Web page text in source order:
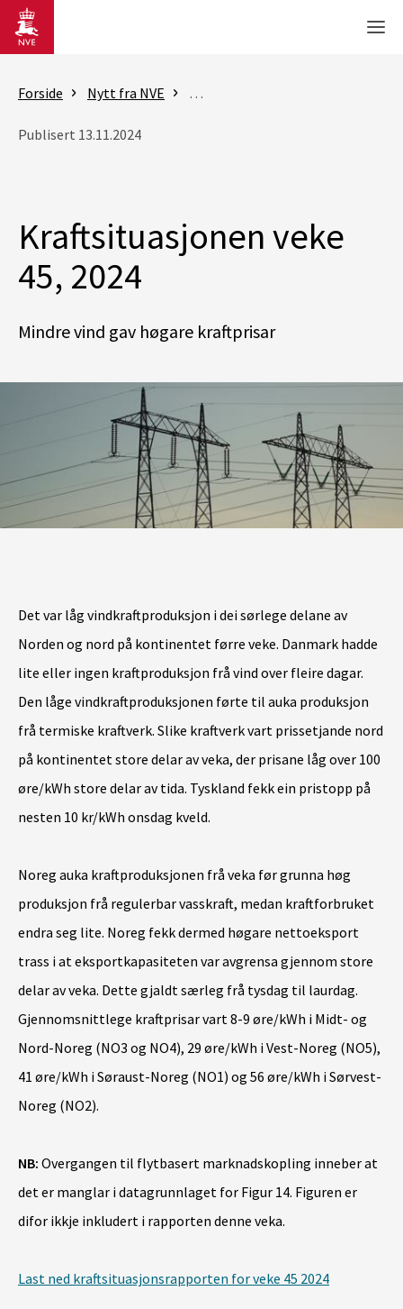
Gå til hovedinnhold
Forside Nytt fra NVE Rapporter - Kraftsituasjonen
Publisert 13.11.2024
Kraftsituasjonen veke
45, 2024
Mindre vind gav høgare kraftprisar
Det var låg vindkraftproduksjon i dei sørlege delane av
Norden og nord på kontinentet førre veke. Danmark hadde
lite eller ingen kraftproduksjon frå vind over fleire dagar.
Den låge vindkraftproduksjonen førte til auka produksjon
frå termiske kraftverk. Slike kraftverk vart prissetjande nord
på kontinentet store delar av veka, der prisane låg over 100
øre/kWh store delar av tida. Tyskland fekk ein pristopp på
nesten 10 kr/kWh onsdag kveld.
Noreg auka kraftproduksjonen frå veka før grunna høg
produksjon frå regulerbar vasskraft, medan kraftforbruket
endra seg lite. Noreg fekk dermed høgare nettoeksport
trass i at eksportkapasiteten var avgrensa gjennom store
delar av veka. Dette gjaldt særleg frå tysdag til laurdag.
Gjennomsnittlege kraftprisar vart 8-9 øre/kWh i Midt- og
Nord-Noreg (NO3 og NO4), 29 øre/kWh i Vest-Noreg (NO5),
41 øre/kWh i Søraust-Noreg (NO1) og 56 øre/kWh i Sørvest-
Noreg (NO2).
NB: Overgangen til flytbasert marknadskopling inneber at
det er manglar i datagrunnlaget for Figur 14. Figuren er
difor ikkje inkludert i rapporten denne veka.
Last ned kraftsituasjonsrapporten for veke 45 2024